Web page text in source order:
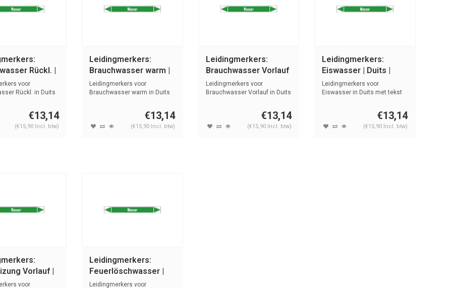
Rückl. |
voor
Rückl. in Duits
€13,14
(€15,90 Incl. btw)
Leidingmerkers:
Brauchwasser warm |
Duits | Water
Leidingmerkers voor
Brauchwasser warm in Duits
€13,14
(€15,90 Incl. btw)
Leidingmerkers:
Brauchwasser Vorlauf
| Duits | Water
Leidingmerkers voor
Brauchwasser Vorlauf in Duits
€13,14
(€15,90 Incl. btw)
Leidingmerkers:
Eiswasser | Duits |
Water
Leidingmerkers voor
Eiswasser in Duits met tekst
€13,14
(€15,90 Incl. btw)
Vorlauf |
voor
Leidingmerkers:
Feuerlöschwasser |
Duits | Water
Leidingmerkers voor